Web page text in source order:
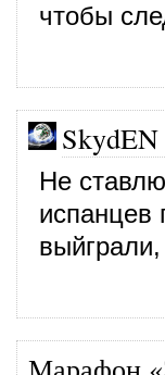
чтобы
Не
испанцев